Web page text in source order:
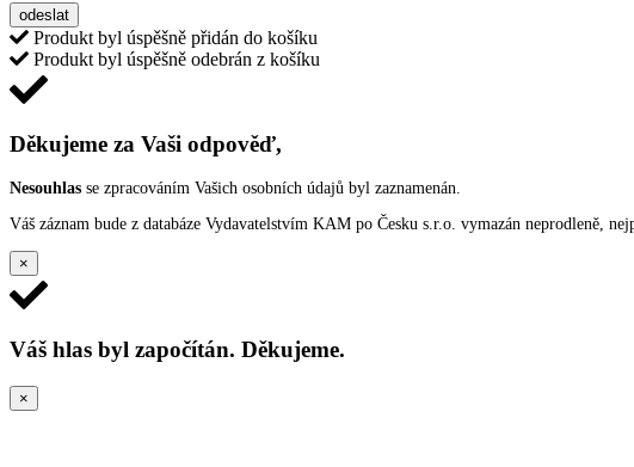
odeslat
Produkt byl úspěšně přidán do košíku
Produkt byl úspěšně odebrán z košíku
Děkujeme za Vaši odpověď,
Nesouhlas se zpracováním Vašich osobních údajů byl zaznamenán.
Váš záznam bude z databáze Vydavatelstvím KAM po Česku s.r.o. vymazán neprodleně,
×
Váš hlas byl započítán. Děkujeme.
×